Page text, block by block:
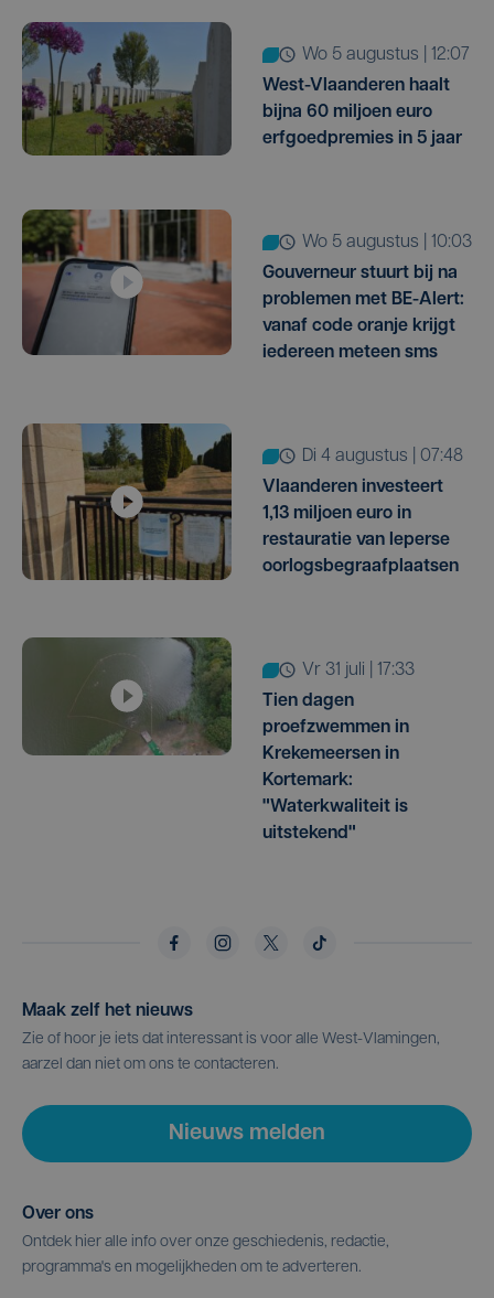
wo 5 augustus | 12:07
West-Vlaanderen haalt
bijna 60 miljoen euro
erfgoedpremies in 5 jaar
wo 5 augustus | 10:03
Gouverneur stuurt bij na
problemen met BE-Alert:
vanaf code oranje krijgt
iedereen meteen sms
di 4 augustus | 07:48
Vlaanderen investeert
1,13 miljoen euro in
restauratie van Ieperse
oorlogsbegraafplaatsen
vr 31 juli | 17:33
Tien dagen
proefzwemmen in
Krekemeersen in
Kortemark:
"Waterkwaliteit is
uitstekend"
Maak zelf het nieuws
Zie of hoor je iets dat interessant is voor alle West-Vlamingen,
aarzel dan niet om ons te contacteren.
Nieuws melden
Over ons
Ontdek hier alle info over onze geschiedenis, redactie,
programma's en mogelijkheden om te adverteren.